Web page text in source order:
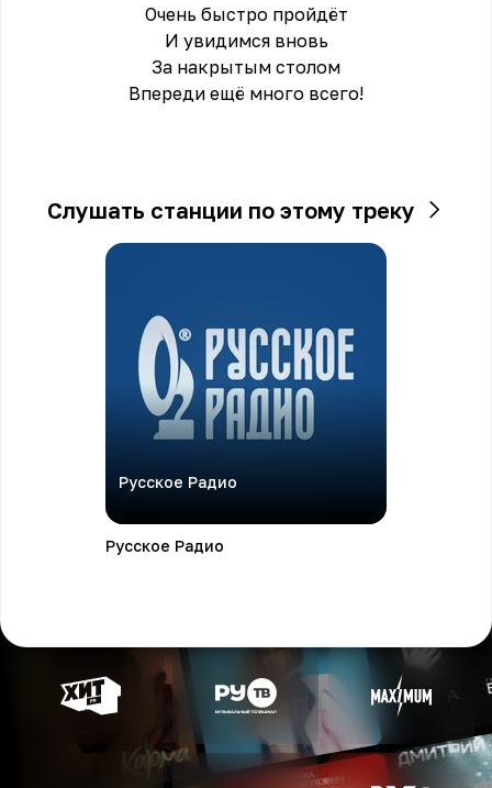
Очень быстро пройдёт
И увидимся вновь
За накрытым столом
Вперeди ещё много всего!
Слушать станции по этому треку
Русское Радио
Русское Радио